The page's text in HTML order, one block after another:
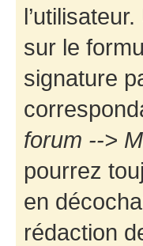
sur le
signature
forum -->
pourrez
en
rédaction